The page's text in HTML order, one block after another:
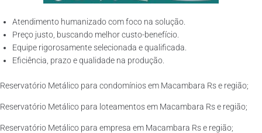
Atendimento humanizado com foco na solução.
Preço justo, buscando melhor custo-benefício.
Equipe rigorosamente selecionada e qualificada.
Eficiência, prazo e qualidade na produção.
Reservatório Metálico para condomínios em Macambara Rs e região;
Reservatório Metálico para loteamentos em Macambara Rs e região;
Reservatório Metálico para empresa em Macambara Rs e região;